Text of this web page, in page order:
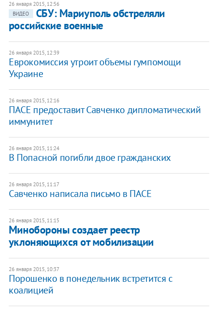
26 января 2015, 12:56
ВИДЕО
СБУ: Мариуполь обстреляли
российские военные
26 января 2015, 12:39
Еврокомиссия утроит объемы гумпомощи
Украине
26 января 2015, 12:16
ПАСЕ предоставит Савченко дипломатический
иммунитет
26 января 2015, 11:24
В Попасной погибли двое гражданских
26 января 2015, 11:17
Савченко написала письмо в ПАСЕ
26 января 2015, 11:15
Минобороны создает реестр
уклоняющихся от мобилизации
26 января 2015, 10:37
Порошенко в понедельник встретится с
коалицией